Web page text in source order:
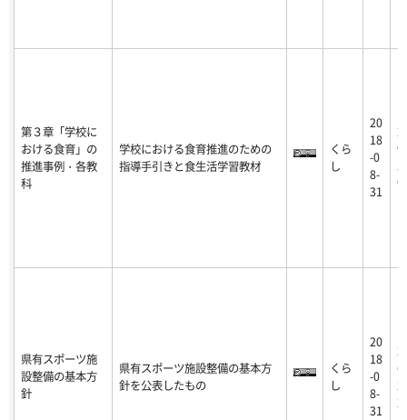
第３章「学校に
おける食育」の
推進事例・各教
科
学校における食育推進のための
指導手引きと食生活学習教材
くら
し
20
18
-0
8-
31
9
県有スポーツ施
設整備の基本方
針
県有スポーツ施設整備の基本方
針を公表したもの
くら
し
20
18
-0
8-
31
2